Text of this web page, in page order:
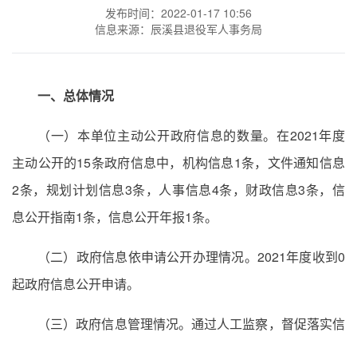
发布时间：2022-01-17 10:56
信息来源：辰溪县退役军人事务局
一、总体情况
（一）本单位主动公开政府信息的数量。在2021年度
主动公开的15条政府信息中，机构信息1条，文件通知信息
2条，规划计划信息3条，人事信息4条，财政信息3条，信
息公开指南1条，信息公开年报1条。
（二）政府信息依申请公开办理情况。2021年度收到0
起政府信息公开申请。
（三）政府信息管理情况。通过人工监察，督促落实信